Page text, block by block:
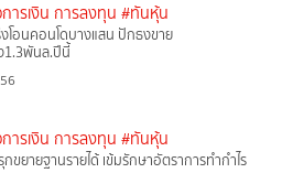
ารเงิน การลงทุน #ทันหุ้น
งโอนคอนโดบางแสน ปักธงขาย
1.3พันล.ปีนี้
ารเงิน การลงทุน #ทันหุ้น
กขยายฐานรายได้ เข้มรักษาอัตราการทำกำไร